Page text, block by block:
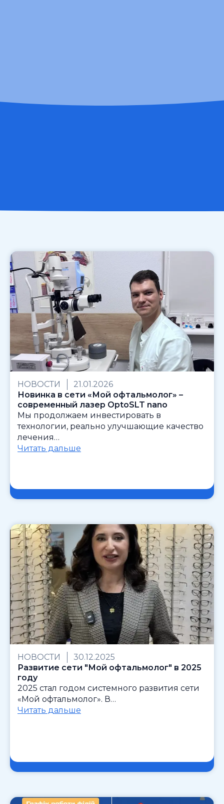
НОВОСТИ
21.01.2026
Новинка в сети «Мой офтальмолог» –
современный лазер OptoSLT nano
Мы продолжаем инвестировать в
технологии, реально улучшающие качество
лечения…
Читать дальше
НОВОСТИ
30.12.2025
Развитие сети "Мой офтальмолог" в 2025
году
2025 стал годом системного развития сети
«Мой офтальмолог». В…
Читать дальше